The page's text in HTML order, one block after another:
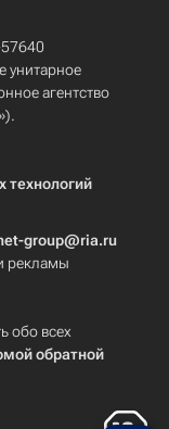
унитарное
агентство
технологий
group@ria.ru
рекламы
обо всех
обратной